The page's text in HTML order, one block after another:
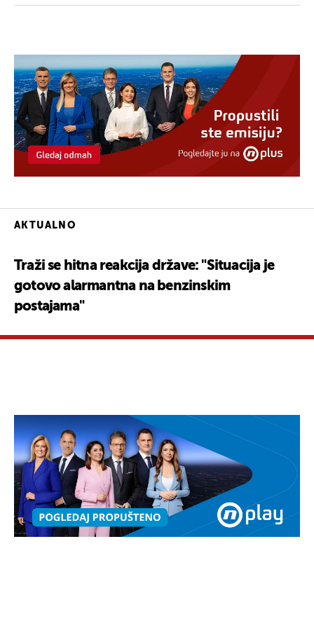
AKTUALNO
Traži se hitna reakcija države: "Situacija je
gotovo alarmantna na benzinskim
postajama"